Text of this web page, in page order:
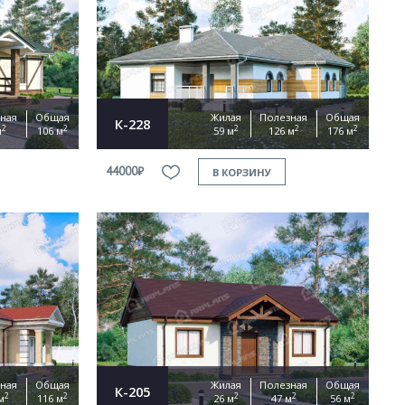
2
Общая
106 м2 К-228
Жилая
59 м2
Полезная
126 м2
Общая
176 м2
44000₽ В КОРЗИНУ
2
Общая
116 м2 К-205
Жилая
26 м2
Полезная
47 м2
Общая
56 м2